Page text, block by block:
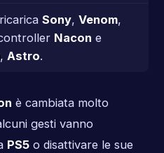
Sony, Venom,
Nacon e
, Astro.
è cambiata molto
gesti vanno
PS5o disattivare le sue